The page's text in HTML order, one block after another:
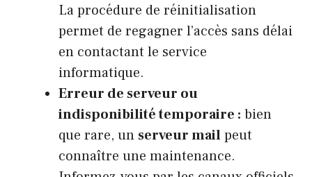
La procédure de réinitialisation
permet de regagner l’accès sans délai
en contactant le service
informatique.
Erreur de serveur ou
indisponibilité temporaire : bien
que rare, un serveur mailpeut
connaître une maintenance.